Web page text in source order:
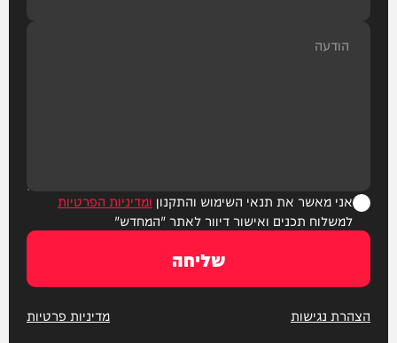
אני מאשר את תנאי השימוש והתקנון ומדיניות הפרטיות
למשלוח תכנים ואישור דיוור לאתר "המחדש"
שליחה
הצהרת נגישות מדיניות פרטיות